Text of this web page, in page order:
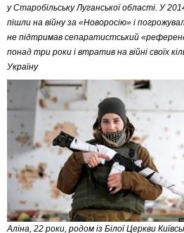
у Старобільську Луганської області. У
пішли на війну за «Новоросію» і
не підтримав сепаратистський
понад три роки і втратив на війні своїх
Україну
Аліна, 22 роки, родом із Білої Церкви